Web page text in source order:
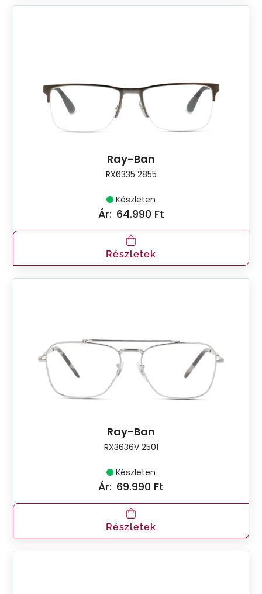
Ray-Ban
RX6335 2855
Készleten
Ár: 64.990 Ft
Részletek
Ray-Ban
RX3636V 2501
Készleten
Ár: 69.990 Ft
Részletek